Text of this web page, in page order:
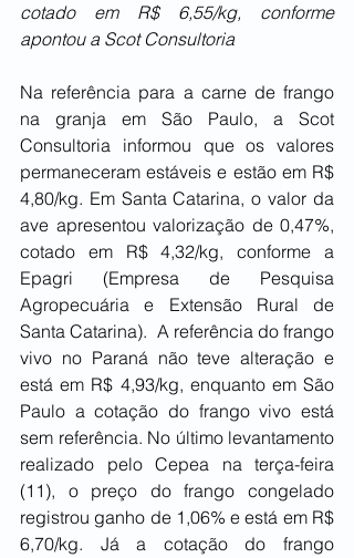
cotado em R$ 6,55/kg, conforme
apontou a Scot Consultoria
Na referência para a carne de frango
na granja em São Paulo, a Scot
Consultoria informou que os valores
permaneceram estáveis e estão em R$
4,80/kg. Em Santa Catarina, o valor da
ave apresentou valorização de 0,47%,
cotado em R$ 4,32/kg, conforme a
Epagri (Empresa de Pesquisa
Agropecuária e Extensão Rural de
Santa Catarina).  A referência do frango
vivo no Paraná não teve alteração e
está em R$ 4,93/kg, enquanto em São
Paulo a cotação do frango vivo está
sem referência. No último levantamento
realizado pelo Cepea na terça-feira
(11), o preço do frango congelado
registrou ganho de 1,06% e está em R$
6,70/kg. Já a cotação do frango